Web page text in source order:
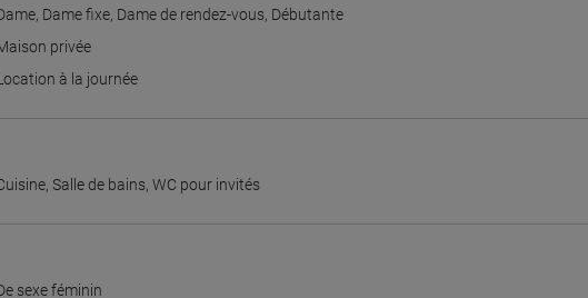
, Dame fixe, Dame de rendez-vous, Débutante
privée
à la journée
,Salle de bains,WC pour invités
sexe féminin